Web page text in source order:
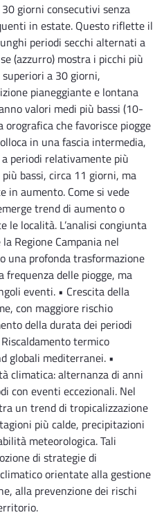
giorni consecutivi senza
in estate. Questo riflette il
periodi secchi alternati a
(azzurro) mostra i picchi più
a 30 giorni,
pianeggiante e lontana
valori medi più bassi (10-
orografica che favorisce piogge
in una fascia intermedia,
periodi relativamente più
bassi, circa 11 giorni, ma
in aumento. Come si vede
trend di aumento o
località. L’analisi congiunta
Regione Campania nel
una profonda trasformazione
frequenza delle piogge, ma
eventi. • Crescita della
con maggiore rischio
della durata dei periodi
termico
globali mediterranei. •
climatica: alternanza di anni
con eventi eccezionali. Nel
un trend di tropicalizzazione
più calde, precipitazioni
meteorologica. Tali
di strategie di
orientate alla gestione
alla prevenzione dei rischi